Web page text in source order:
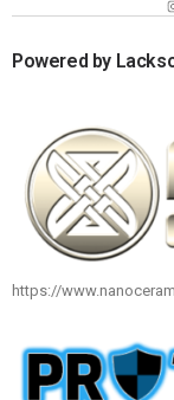
Powered by
https://